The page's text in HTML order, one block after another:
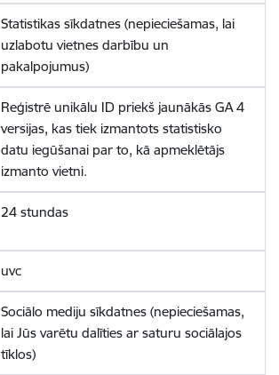
Statistikas sīkdatnes (nepieciešamas, lai
uzlabotu vietnes darbību un
pakalpojumus)
Reģistrē unikālu ID priekš jaunākās GA 4
versijas, kas tiek izmantots statistisko
datu iegūšanai par to, kā apmeklētājs
izmanto vietni.
24 stundas
uvc
Sociālo mediju sīkdatnes (nepieciešamas,
lai Jūs varētu dalīties ar saturu sociālajos
tīklos)